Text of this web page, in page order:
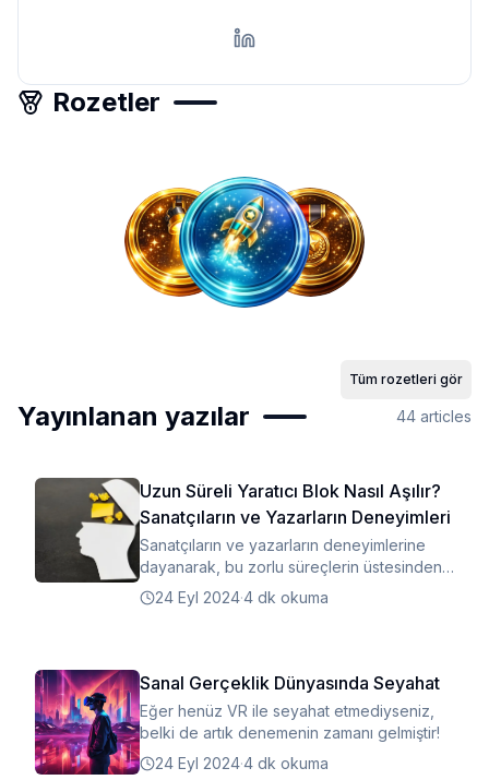
Rozetler
Tüm rozetleri gör
Yayınlanan yazılar 44 articles
Uzun Süreli Yaratıcı Blok Nasıl Aşılır?
Sanatçıların ve Yazarların Deneyimleri
Sanatçıların ve yazarların deneyimlerine
dayanarak, bu zorlu süreçlerin üstesinden
gelmenin birçok yolu olduğunu görebiliriz.
24 Eyl 2024·4 dk okuma
Sanal Gerçeklik Dünyasında Seyahat
Eğer henüz VR ile seyahat etmediyseniz,
belki de artık denemenin zamanı gelmiştir!
24 Eyl 2024·4 dk okuma